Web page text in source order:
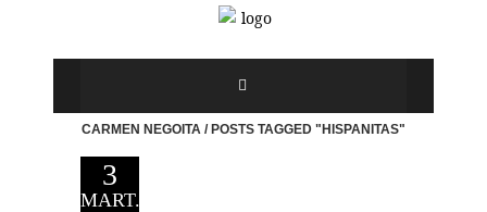
CARMEN NEGOITA /POSTS TAGGED "HISPANITAS"
3
MART.